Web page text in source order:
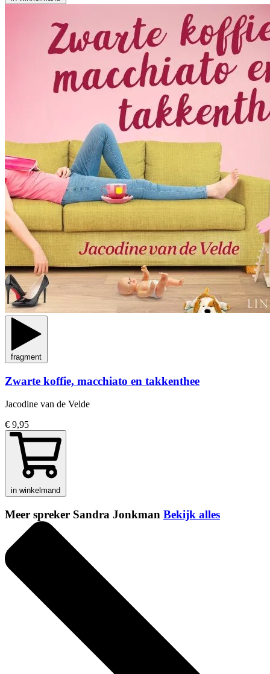
fragment
Zwarte koffie, macchiato en takkenthee
Jacodine van de Velde
€ 9,95
in winkelmand
Meer spreker Sandra Jonkman Bekijk alles